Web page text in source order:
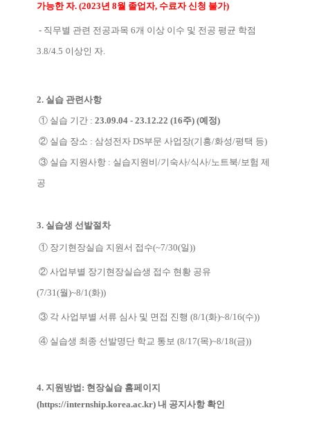
가능한 자. (2023년 8월 졸업자, 수료자 신청 불가)
- 직무별 관련 전공과목 6개 이상 이수 및 전공 평균 학점
3.8/4.5 이상인 자.
2. 실습 관련사항
① 실습 기간 : 23.09.04 - 23.12.22 (16주) (예정)
② 실습 장소 : 삼성전자 DS부문 사업장(기흥/화성/평택 등)
③ 실습 지원사항 : 실습지원비/기숙사/식사/노트북/보험 제
공
3. 실습생 선발절차
① 장기현장실습 지원서 접수(~7/30(일))
② 사업부별 장기현장실습생 접수 현황 공유
(7/31(월)~8/1(화))
③ 각 사업부별 서류 심사 및 면접 진행 (8/1(화)~8/16(수))
④ 실습생 최종 선발명단 학교 통보 (8/17(목)~8/18(금))
4. 지원방법: 현장실습 홈페이지
(https://internship.korea.ac.kr) 내 공지사항 확인